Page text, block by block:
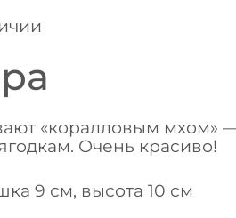
«коралловым мхом»
Очень красиво!
9 см, высота 10 см